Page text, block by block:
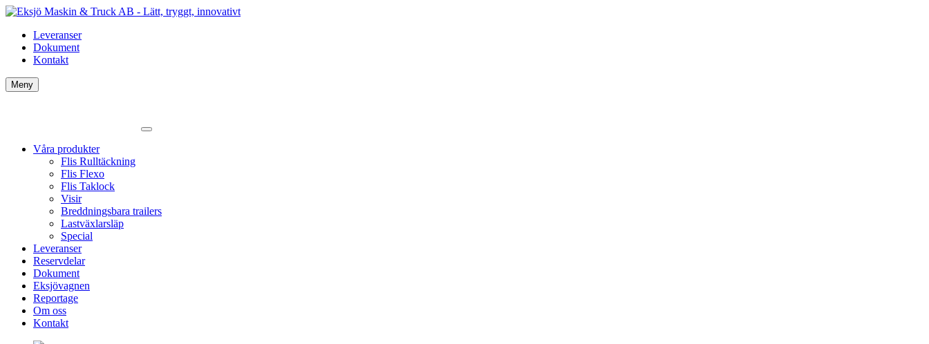
Leveranser
Dokument
Kontakt
Meny
Våra produkter
Flis Rulltäckning
Flis Flexo
Flis Taklock
Visir
Breddningsbara trailers
Lastväxlarsläp
Special
Leveranser
Reservdelar
Dokument
Eksjövagnen
Reportage
Om oss
Kontakt